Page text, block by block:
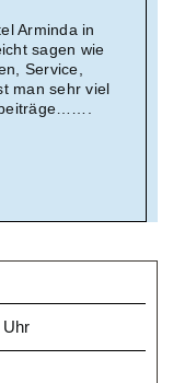
Arminda in
sagen wie
Service,
man sehr viel
beiträge…….